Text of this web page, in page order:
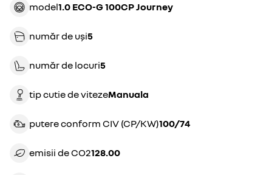
model 1.0 ECO-G 100CP Journey
număr de uși5
număr de locuri5
tip cutie de viteze manuala
putere conform CIV (CP/KW) 100/74
emisii de CO2 128.00